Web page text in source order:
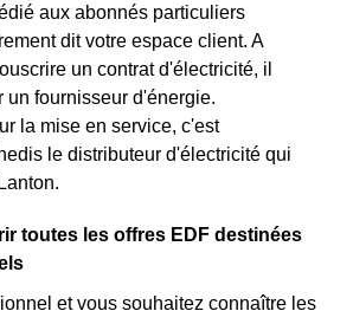
aux abonnés particuliers
dit votre espace client. A
un contrat d'électricité, il
un fournisseur d'énergie.
la mise en service, c'est
le distributeur d'électricité qui
toutes les offres EDF destinées
et vous souhaitez connaître les